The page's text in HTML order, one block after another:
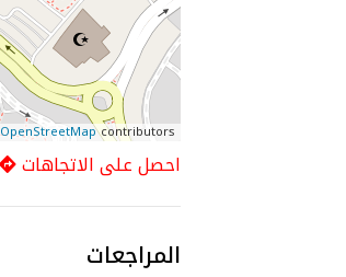
OpenStreetMapcontributors
احصل على الاتجاهات
المراجعات